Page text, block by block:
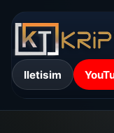
Iletisim